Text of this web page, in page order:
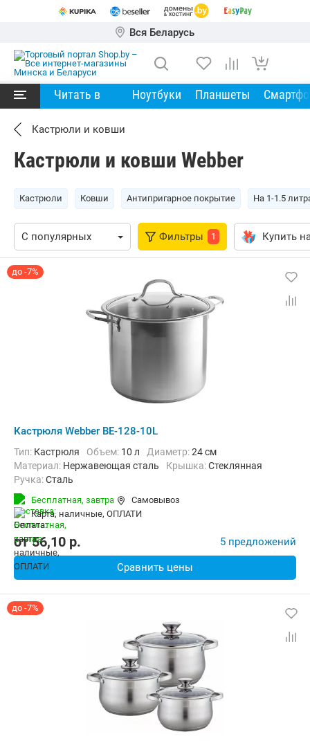
Вся Беларусь
Читать в Ноутбуки Планшеты
Кастрюли и ковши
Кастрюли и ковши Webber
Кастрюли Ковши Антипригарное покрытие На 1-1.5
Фильтры 1 Купить
до -7%
Кастрюля Webber BE-128-10L
Тип: Кастрюля Объем: 10 л Диаметр:24 см
материал: Нержавеющая сталь крышка:Стеклянная
ручка:Сталь
Бесплатная, завтра
Самовывоз
карта, наличные, ОПЛАТИ
от56,10 p. 5 предложений
Сравнить цены
до -7%